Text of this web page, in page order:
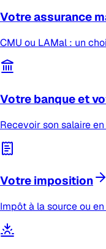
Votre assurance
CMU ou LAMal : un
Votre banque et
Recevoir son salaire
Votre imposition
Impôt à la source ou